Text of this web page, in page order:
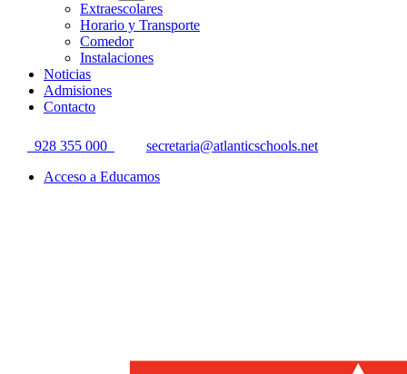
Extraescolares
Horario y Transporte
Comedor
Instalaciones
Noticias
Admisiones
Contacto
928 355 000
secretaria@atlanticschools.net
Acceso a Educamos